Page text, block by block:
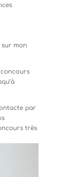
sur mon
par
très